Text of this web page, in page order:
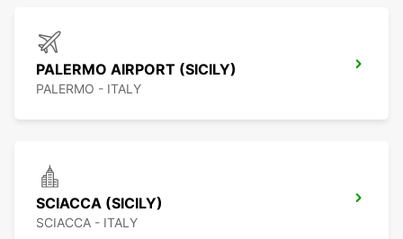
PALERMO AIRPORT (SICILY)
PALERMO - ITALY
SCIACCA (SICILY)
SCIACCA - ITALY